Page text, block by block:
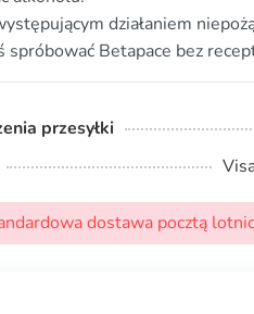
działaniem
spróbować Betapace bez
przesyłki
dostawa pocztą